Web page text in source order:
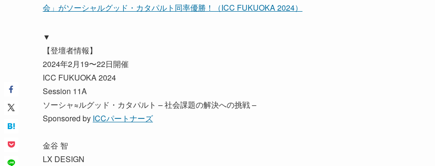
会」がソーシャルグッド・カタパルト同率優勝！（ICC FUKUOKA 2024）
▼
【登壇者情報】
2024年2月19〜22日開催
ICC FUKUOKA 2024
Session 11A
ソーシャ≈ルグッド・カタパルト – 社会課題の解決への挑戦 –
Sponsored by ICCパートナーズ
金谷 智
LX DESIGN